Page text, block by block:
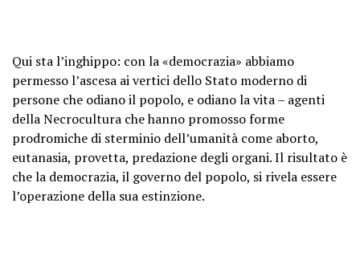
Qui sta l’inghippo: con la «democrazia» abbiamo
permesso l’ascesa ai vertici dello Stato moderno di
persone che odiano il popolo, e odiano la vita – agenti
della Necrocultura che hanno promosso forme
prodromiche di sterminio dell’umanità come aborto,
eutanasia, provetta, predazione degli organi. Il risultato è
che la democrazia, il governo del popolo, si rivela essere
l’operazione della sua estinzione.